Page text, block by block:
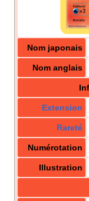
Nom japonais
Nom anglais
Extension
Rareté
Numérotation
Illustration